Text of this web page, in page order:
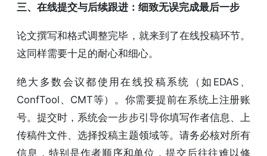
三、在线提交与后续跟进：细致无误完成最后一步
论文撰写和格式调整完毕，就来到了在线投稿环节。
这同样需要十足的耐心和细心。
绝大多数会议都使用在线投稿系统（如EDAS、
ConfTool、CMT等）。你需要提前在系统上注册账
号。提交时，系统会一步步引导你填写作者信息、上
传稿件文件、选择投稿主题领域等。请务必核对所有
信息，特别是作者顺序和单位，提交后往往难以修